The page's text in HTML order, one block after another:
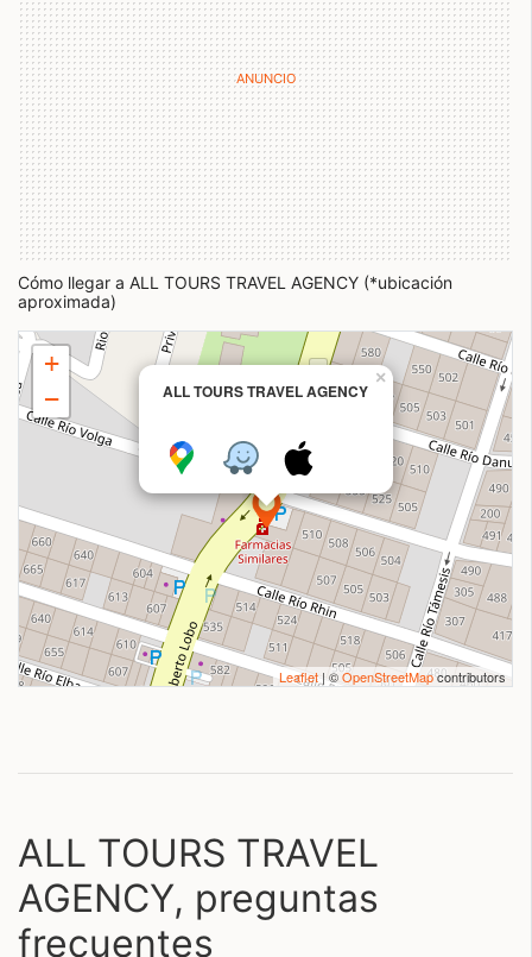
Cómo llegar a ALL TOURS TRAVEL AGENCY (*ubicación
aproximada)
ALL TOURS TRAVEL AGENCY
×
+
−
Leaflet| ©OpenStreetMapcontributors
ALL TOURS TRAVEL
AGENCY, preguntas
frecuentes